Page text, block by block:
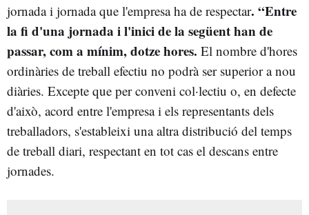
jornada i jornada que l'empresa ha de respectar. “Entre
la fi d'una jornada i l'inici de la següent han de
passar, com a mínim, dotze hores. El nombre d'hores
ordinàries de treball efectiu no podrà ser superior a nou
diàries. Excepte que per conveni col·lectiu o, en defecte
d'això, acord entre l'empresa i els representants dels
treballadors, s'estableixi una altra distribució del temps
de treball diari, respectant en tot cas el descans entre
jornades.